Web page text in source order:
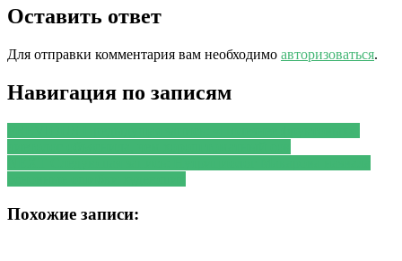
Оставить ответ
Для отправки комментария вам необходимо авторизоваться.
Навигация по записям
Похожие записи: